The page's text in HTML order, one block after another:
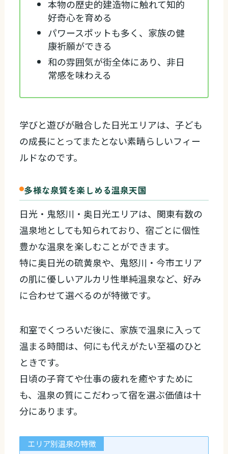
本物の歴史的建造物に触れて知的
好奇心を育める
パワースポットも多く、家族の健
康祈願ができる
和の雰囲気が街全体にあり、非日
常感を味わえる
学びと遊びが融合した日光エリアは、子ども
の成長にとってまたとない素晴らしいフィー
ルドなのです。
多様な泉質を楽しめる温泉天国
日光・鬼怒川・奥日光エリアは、関東有数の
温泉地としても知られており、宿ごとに個性
豊かな温泉を楽しむことができます。
特に奥日光の硫黄泉や、鬼怒川・今市エリア
の肌に優しいアルカリ性単純温泉など、好み
に合わせて選べるのが特徴です。
和室でくつろいだ後に、家族で温泉に入って
温まる時間は、何にも代えがたい至福のひと
ときです。
日頃の子育てや仕事の疲れを癒やすために
も、温泉の質にこだわって宿を選ぶ価値は十
分にあります。
エリア別温泉の特徴